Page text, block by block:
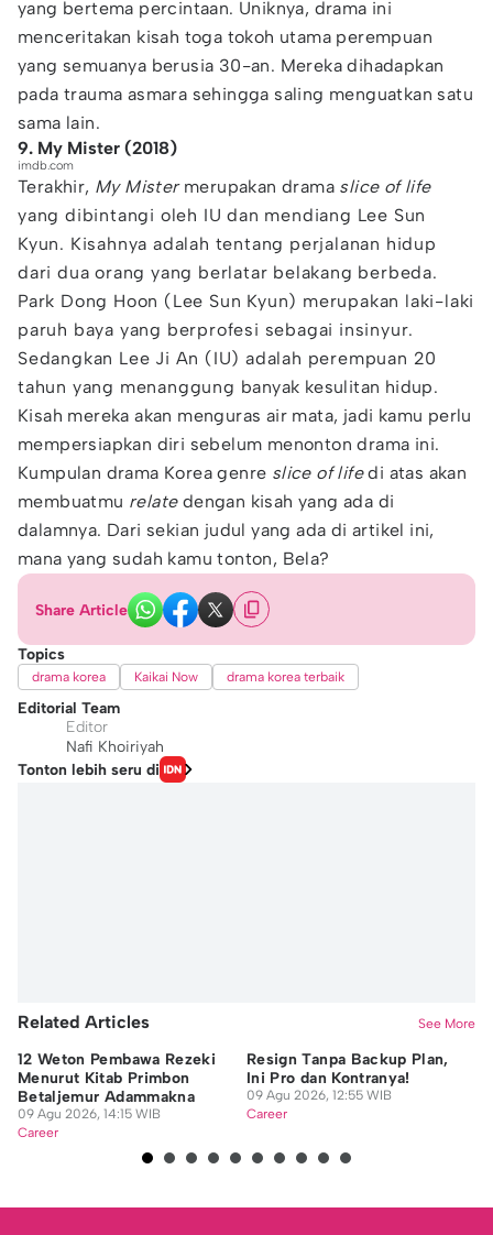
yang bertema percintaan. Uniknya, drama ini
menceritakan kisah toga tokoh utama perempuan
yang semuanya berusia 30-an. Mereka dihadapkan
pada trauma asmara sehingga saling menguatkan satu
sama lain.
9. My Mister (2018)
imdb.com
Terakhir, My Mistermerupakan drama slice of life
yang dibintangi oleh IU dan mendiang Lee Sun
Kyun. Kisahnya adalah tentang perjalanan hidup
dari dua orang yang berlatar belakang berbeda.
Park Dong Hoon (Lee Sun Kyun) merupakan laki-laki
paruh baya yang berprofesi sebagai insinyur.
Sedangkan Lee Ji An (IU) adalah perempuan 20
tahun yang menanggung banyak kesulitan hidup.
Kisah mereka akan menguras air mata, jadi kamu perlu
mempersiapkan diri sebelum menonton drama ini.
Kumpulan drama Korea genre slice of lifedi atas akan
membuatmu relatedengan kisah yang ada di
dalamnya. Dari sekian judul yang ada di artikel ini,
mana yang sudah kamu tonton, Bela?
Share Article
Topics
drama korea Kaikai Now drama korea terbaik
Editorial Team
Editor
Nafi Khoiriyah
Tonton lebih seru di
Related Articles See More
12 Weton Pembawa Rezeki
Menurut Kitab Primbon
Betaljemur Adammakna
09 Agu 2026, 14:15 WIB
Career
Resign Tanpa Backup Plan,
Ini Pro dan Kontranya!
09 Agu 2026, 12:55 WIB
Career